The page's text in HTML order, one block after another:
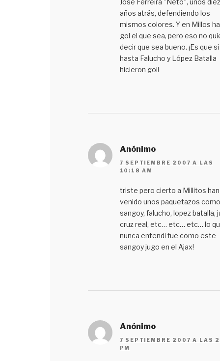
años atrás, defendiendo los
mismos colores. Y en Millos
gol el que sea, pero eso no
decir que sea bueno. ¡Es que si
hasta Falucho y López Batalla
hicieron gol!
Anónimo
7 SEPTIEMBRE 2007 A LAS
10:18 AM
triste pero cierto a Millitos han
venido unos paquetazos como
sangoy, falucho, lopez batalla,
cruz real, etc… etc… etc… lo
nunca entendi fue como este
sangoy jugo en el Ajax!
Anónimo
7 SEPTIEMBRE 2007 A LAS
PM